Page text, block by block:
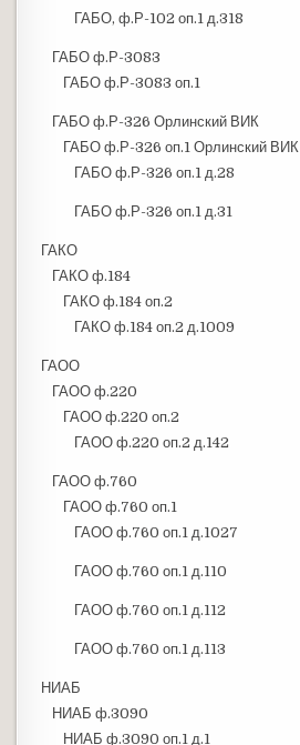
ГАБО, ф.Р-102 оп.1 д.318
ГАБО ф.Р-3083
ГАБО ф.Р-3083 оп.1
ГАБО ф.Р-326 Орлинский ВИК
ГАБО ф.Р-326 оп.1 Орлинский ВИК
ГАБО ф.Р-326 оп.1 д.28
ГАБО ф.Р-326 оп.1 д.31
ГАКО
ГАКО ф.184
ГАКО ф.184 оп.2
ГАКО ф.184 оп.2 д.1009
ГАОО
ГАОО ф.220
ГАОО ф.220 оп.2
ГАОО ф.220 оп.2 д.142
ГАОО ф.760
ГАОО ф.760 оп.1
ГАОО ф.760 оп.1 д.1027
ГАОО ф.760 оп.1 д.110
ГАОО ф.760 оп.1 д.112
ГАОО ф.760 оп.1 д.113
НИАБ
НИАБ ф.3090
НИАБ ф.3090 оп.1 д.1